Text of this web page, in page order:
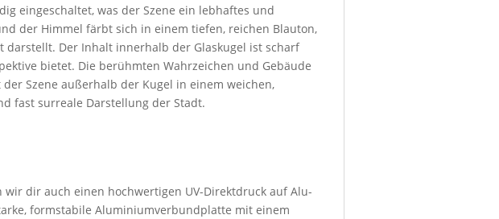
eingeschaltet, was der Szene ein lebhaftes und
der Himmel färbt sich in einem tiefen, reichen Blauton,
Der Inhalt innerhalb der Glaskugel ist scharf
bietet. Die berühmten Wahrzeichen und Gebäude
Szene außerhalb der Kugel in einem weichen,
fast surreale Darstellung der Stadt.
dir auch einen hochwertigen UV-Direktdruck auf Alu-
formstabile Aluminiumverbundplatte mit einem